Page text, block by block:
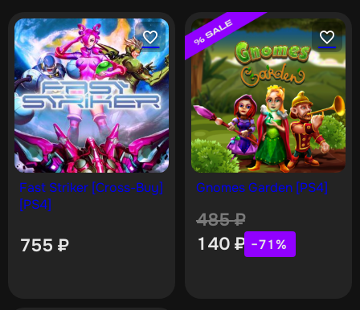
Fast Striker [Cross-Buy]
[PS4]
755 ₽
Gnomes Garden [PS4]
485₽
140 ₽ −71%